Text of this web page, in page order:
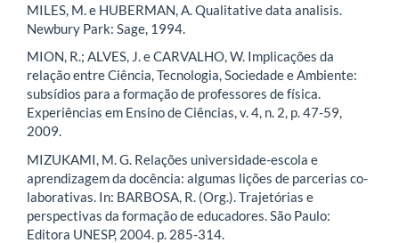
MILES, M. e HUBERMAN, A. Qualitative data analisis.
Newbury Park: Sage, 1994.
MION, R.; ALVES, J. e CARVALHO, W. Implicações da
relação entre Ciência, Tecnologia, Sociedade e Ambiente:
subsídios para a formação de professores de física.
Experiências em Ensino de Ciências, v. 4, n. 2, p. 47-59,
2009.
MIZUKAMI, M. G. Relações universidade-escola e
aprendizagem da docência: algumas lições de parcerias co-
laborativas. In: BARBOSA, R. (Org.). Trajetórias e
perspectivas da formação de educadores. São Paulo:
Editora UNESP, 2004. p. 285-314.